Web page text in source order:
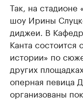
Так, на стадионе
шоу Ирины
диджеи. В
Канта состоится
истории» по
других
оперная певица
организованы